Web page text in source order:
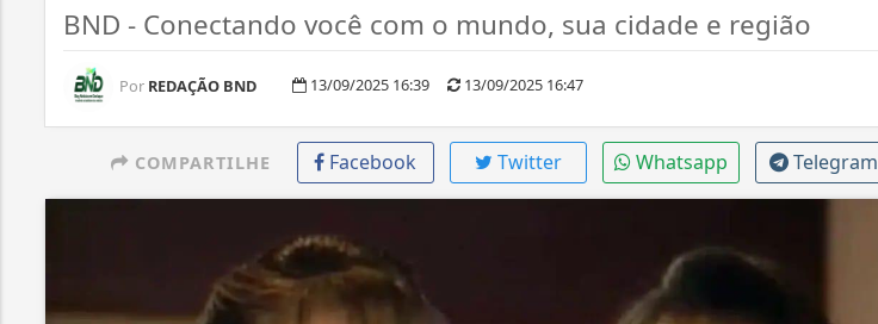
BND - Conectando você com o mundo, sua cidade e região
Por REDAÇÃO BND 13/09/2025 16:39 13/09/2025 16:47
COMPARTILHE Facebook Twitter Whatsapp Telegram